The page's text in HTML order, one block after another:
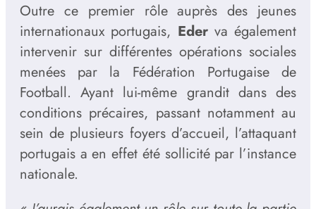
Outre ce premier rôle auprès des jeunes
internationaux portugais, Ederva également
intervenir sur différentes opérations sociales
menées par la Fédération Portugaise de
Football. Ayant lui-même grandit dans des
conditions précaires, passant notamment au
sein de plusieurs foyers d’accueil, l’attaquant
portugais a en effet été sollicité par l’instance
nationale.